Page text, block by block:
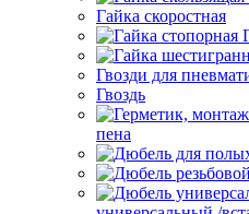
Гайка скоростная
Гвозди для
Гвоздь
пена